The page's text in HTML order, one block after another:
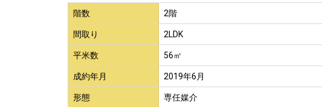
階数 2階
間取り 2LDK
平米数 56㎡
成約年月 2019年6月
形態 専任媒介